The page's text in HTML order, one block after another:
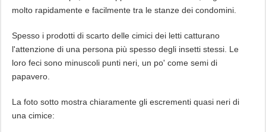
molto rapidamente e facilmente tra le stanze dei condomini.
Spesso i prodotti di scarto delle cimici dei letti catturano
l'attenzione di una persona più spesso degli insetti stessi. Le
loro feci sono minuscoli punti neri, un po' come semi di
papavero.
La foto sotto mostra chiaramente gli escrementi quasi neri di
una cimice: